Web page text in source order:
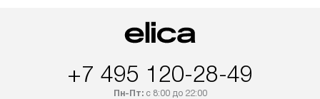
+7 495 120-28-49
Пн-Пт:с 8:00 до 22:00